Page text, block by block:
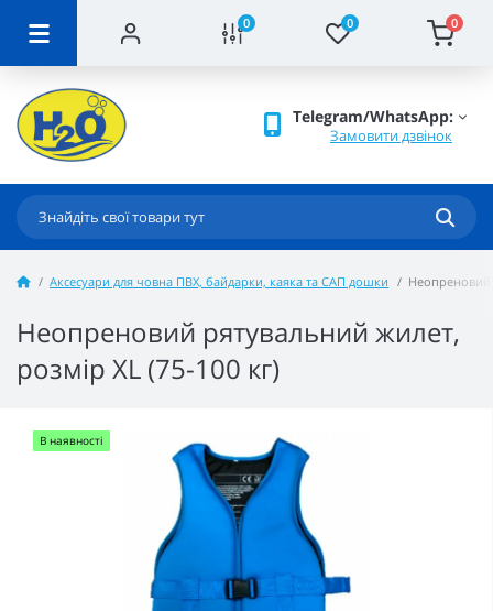
0 0 0
Telegram/WhatsApp:
Замовити дзвінок
Аксесуари для човна ПВХ, байдарки, каяка та САП дошки Неопреновий
Неопреновий рятувальний жилет,
розмір XL (75-100 кг)
В наявності